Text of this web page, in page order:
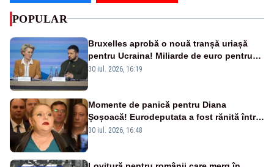
POPULAR
Bruxelles aprobă o nouă tranșă uriașă
pentru Ucraina! Miliarde de euro pentru
armament și apărare
30 iul. 2026, 16:19
Momente de panică pentru Diana
Șoșoacă! Eurodeputata a fost rănită într-
un accident rutier
30 iul. 2026, 16:48